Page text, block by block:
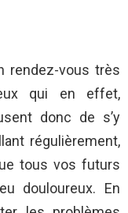
rendez-vous très
qui en effet,
donc de s’y
régulièrement,
tous vos futurs
douloureux. En